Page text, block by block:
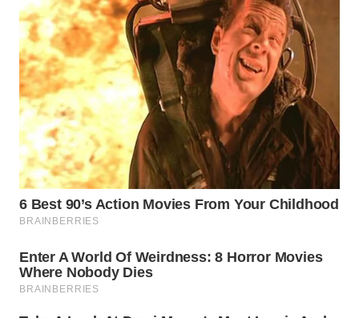
WN
LIKUPANG
WN
LABUANBAJO
WN
BORNEO
Wahana
Media
WAHANA
NEWS